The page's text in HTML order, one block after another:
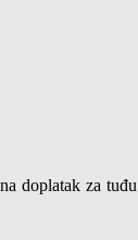
doplatak za